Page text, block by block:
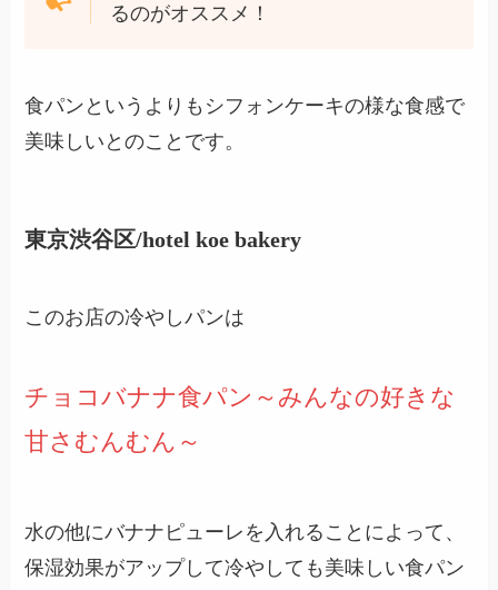
るのがオススメ！
食パンというよりもシフォンケーキの様な食感で
美味しいとのことです。
東京渋谷区/hotel koe bakery
このお店の冷やしパンは
チョコバナナ食パン～みんなの好きな
甘さむんむん～
水の他にバナナピューレを入れることによって、
保湿効果がアップして冷やしても美味しい食パン